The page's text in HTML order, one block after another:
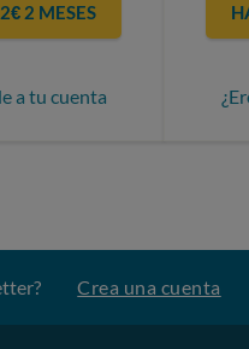
2 MESES
a tu cuenta
Crea una cuenta